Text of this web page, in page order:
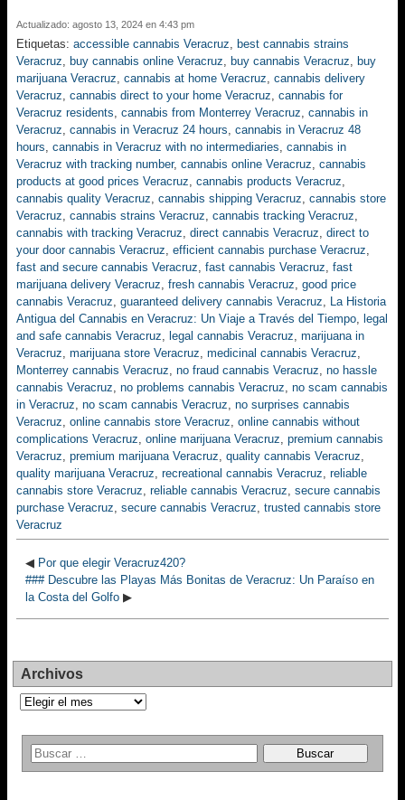
Actualizado: agosto 13, 2024 en 4:43 pm
Etiquetas: accessible cannabis Veracruz, best cannabis strains
Veracruz, buy cannabis online Veracruz, buy cannabis Veracruz, buy
marijuana Veracruz, cannabis at home Veracruz, cannabis delivery
Veracruz, cannabis direct to your home Veracruz, cannabis for
Veracruz residents, cannabis from Monterrey Veracruz, cannabis in
Veracruz, cannabis in Veracruz 24 hours, cannabis in Veracruz 48
hours, cannabis in Veracruz with no intermediaries, cannabis in
Veracruz with tracking number, cannabis online Veracruz, cannabis
products at good prices Veracruz, cannabis products Veracruz,
cannabis quality Veracruz, cannabis shipping Veracruz, cannabis store
Veracruz, cannabis strains Veracruz, cannabis tracking Veracruz,
cannabis with tracking Veracruz, direct cannabis Veracruz, direct to
your door cannabis Veracruz, efficient cannabis purchase Veracruz,
fast and secure cannabis Veracruz, fast cannabis Veracruz, fast
marijuana delivery Veracruz, fresh cannabis Veracruz, good price
cannabis Veracruz, guaranteed delivery cannabis Veracruz, La Historia
Antigua del Cannabis en Veracruz: Un Viaje a Través del Tiempo, legal
and safe cannabis Veracruz, legal cannabis Veracruz, marijuana in
Veracruz, marijuana store Veracruz, medicinal cannabis Veracruz,
Monterrey cannabis Veracruz, no fraud cannabis Veracruz, no hassle
cannabis Veracruz, no problems cannabis Veracruz, no scam cannabis
in Veracruz, no scam cannabis Veracruz, no surprises cannabis
Veracruz, online cannabis store Veracruz, online cannabis without
complications Veracruz, online marijuana Veracruz, premium cannabis
Veracruz, premium marijuana Veracruz, quality cannabis Veracruz,
quality marijuana Veracruz, recreational cannabis Veracruz, reliable
cannabis store Veracruz, reliable cannabis Veracruz, secure cannabis
purchase Veracruz, secure cannabis Veracruz, trusted cannabis store
Veracruz
◀ Por que elegir Veracruz420?
### Descubre las Playas Más Bonitas de Veracruz: Un Paraíso en
la Costa del Golfo ▶
Archivos
Archivos